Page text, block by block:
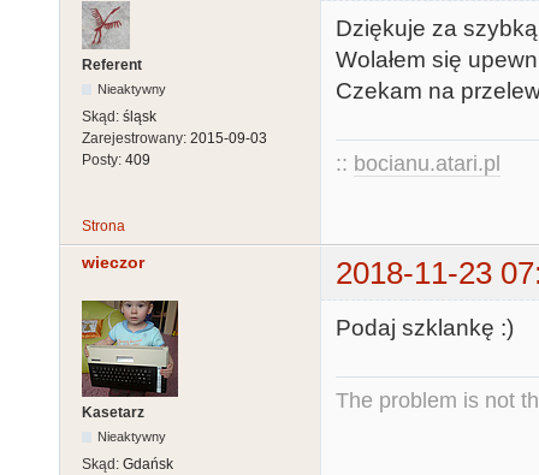
Referent
Nieaktywny
Skąd: śląsk
Zarejestrowany: 2015-09-03
Posty: 409
Dziękuje za
Wolałem się
Czekam na
:: bocianu.atari.pl
Strona
wieczor 2018-11-23
Kasetarz
Nieaktywny
Skąd: Gdańsk
Podaj szklankę :)
The problem is not